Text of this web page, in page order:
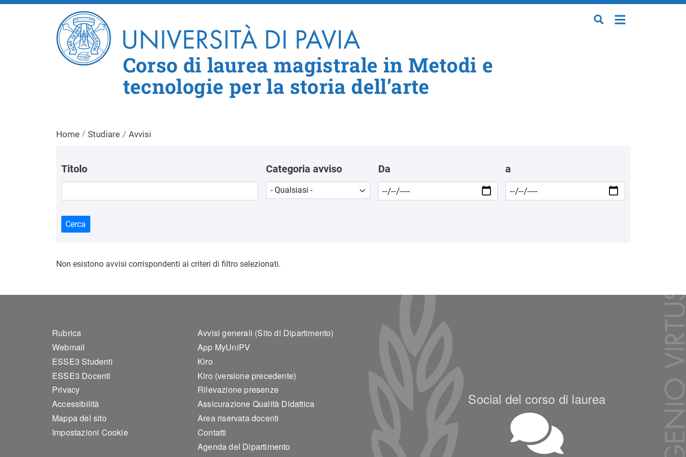
Salta al contenuto principale
Corso di laurea magistrale in Metodi e
tecnologie per la storia dell’arte
Home Studiare Avvisi
Titolo Categoria avviso Da a
Cerca
Non esistono avvisi corrispondenti ai criteri di filtro selezionati.
Footer 1
Rubrica
Webmail
ESSE3 Studenti
ESSE3 Docenti
Privacy
Accessibilità
Mappa del sito
Impostazioni Cookie
Footer 2
Avvisi generali (Sito di Dipartimento)
App MyUniPV
Kiro
Kiro (versione precedente)
Rilevazione presenze
Assicurazione Qualità Didattica
Area riservata docenti
Contatti
Agenda del Dipartimento
Social del corso di laurea